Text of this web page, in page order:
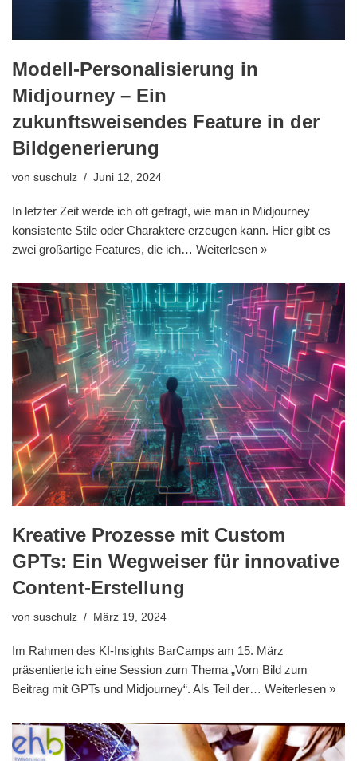
Modell-Personalisierung in
Midjourney – Ein
zukunftsweisendes Feature in der
Bildgenerierung
von suschulz Juni 12, 2024
In letzter Zeit werde ich oft gefragt, wie man in Midjourney
konsistente Stile oder Charaktere erzeugen kann. Hier gibt es
zwei großartige Features, die ich… Weiterlesen »
Kreative Prozesse mit Custom
GPTs: Ein Wegweiser für innovative
Content-Erstellung
von suschulz März 19, 2024
Im Rahmen des KI-Insights BarCamps am 15. März
präsentierte ich eine Session zum Thema „Vom Bild zum
Beitrag mit GPTs und Midjourney“. Als Teil der… Weiterlesen »